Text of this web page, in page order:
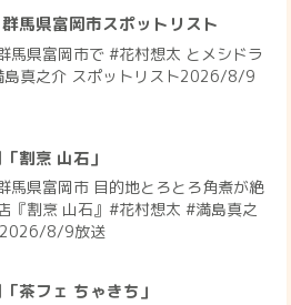
群馬県富岡市スポットリスト
馬県富岡市で #花村想太 とメシドラ
島真之介 スポットリスト2026/8/9
割烹 山石」
馬県富岡市 目的地とろとろ角煮が絶
『割烹 山石』#花村想太 #満島真之
2026/8/9放送
茶フェ ちゃきち」